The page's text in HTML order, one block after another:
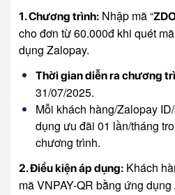
1. Chương trình: Nhập mã “
cho đơn từ 60.000đ khi quét
dụng Zalopay.
Thời gian diễn ra chương
31/07/2025.
Mỗi khách hàng/Zalopay
dụng ưu đãi 01 lần/tháng
chương trình.
2. Điều kiện áp dụng: Khách
mã VNPAY-QR bằng ứng dụng